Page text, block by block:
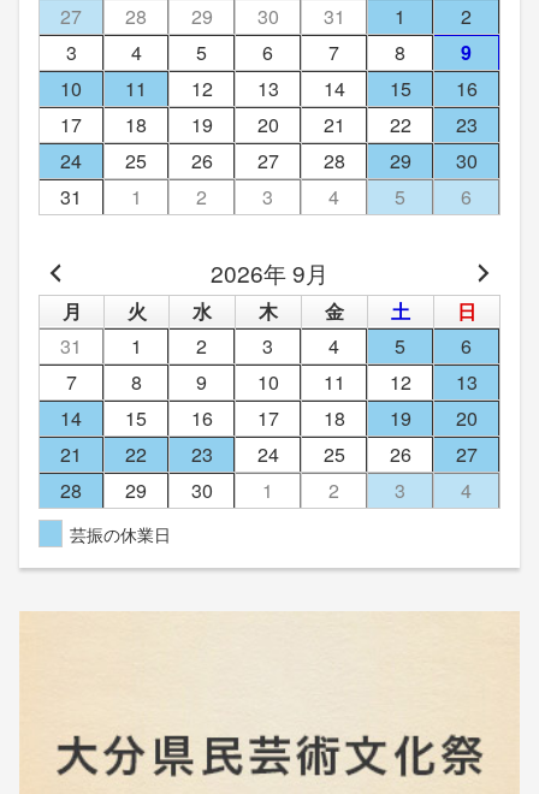
27
28 29 30 31 1
2
3
4 5 6 7 8
9
10
11 12 13 14 15
16
17
18 19 20 21 22
23
24
25 26 27 28 29
30
31
1 2 3 4 5 6
2026年 9月
月 火 水 木 金 土
日
31
1 2 3 4 5
6
7
8 9 10 11 12
13
14
15 16 17 18 19
20
21
22 23 24 25 26
27
28
29 30 1 2 3 4
芸振の休業日